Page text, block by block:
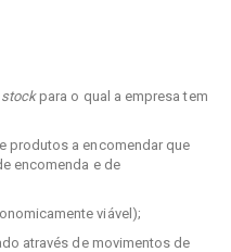
stockpara o qual a empresa tem
produtos a encomendar que
encomenda e de
viável);
através de movimentos de